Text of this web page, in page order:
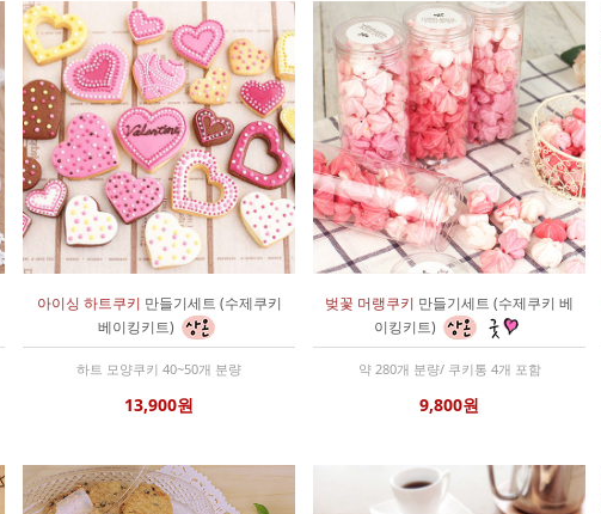
아이싱 하트쿠키 만들기세트 (수제쿠키
베이킹키트)
하트 모양쿠키 40~50개 분량
13,900원
벚꽃 머랭쿠키 만들기세트 (수제쿠키 베
이킹키트)
약 280개 분량/ 쿠키통 4개 포함
9,800원